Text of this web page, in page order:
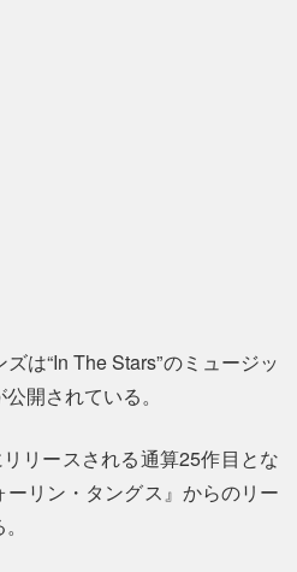
は“In The Stars”のミュージッ
開されている。
リースされる通算25作目とな
リン・タングス』からのリー